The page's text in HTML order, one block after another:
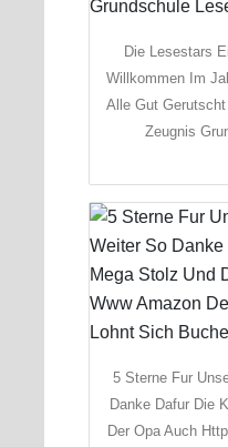
Die Lesestars
Willkommen Im
Alle Gut
Zeugnis
5 Sterne Fur
Danke Dafur Die
Der Opa Auch